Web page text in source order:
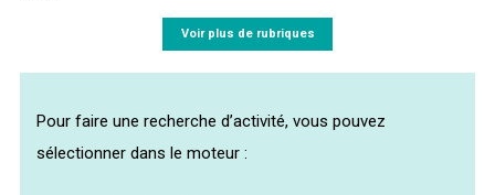
Découvrir Quimper
Quimper citoyenne
Voir plus de rubriques
Pour faire une recherche d’activité, vous pouvez
sélectionner dans le moteur :